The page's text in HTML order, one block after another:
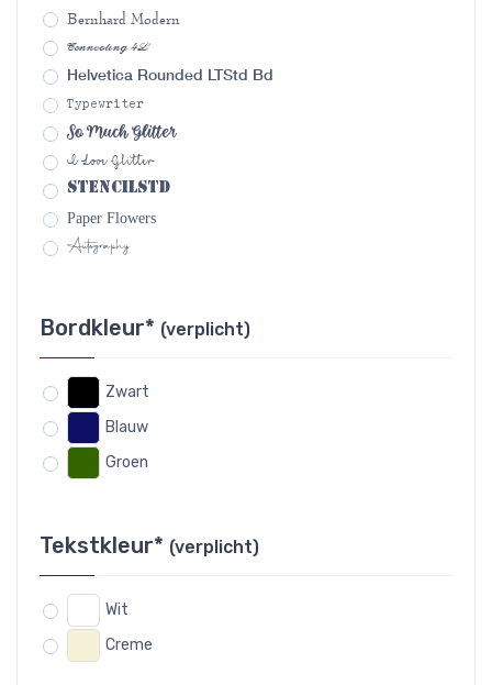
Bernhard Modern
Connecting 4L
Helvetica Rounded LTStd Bd
Typewriter
So Much Glitter
I Love Glitter
StencilStd
Paper Flowers
Autography
Bordkleur* (verplicht)
Zwart
Blauw
Groen
Tekstkleur* (verplicht)
Wit
Creme